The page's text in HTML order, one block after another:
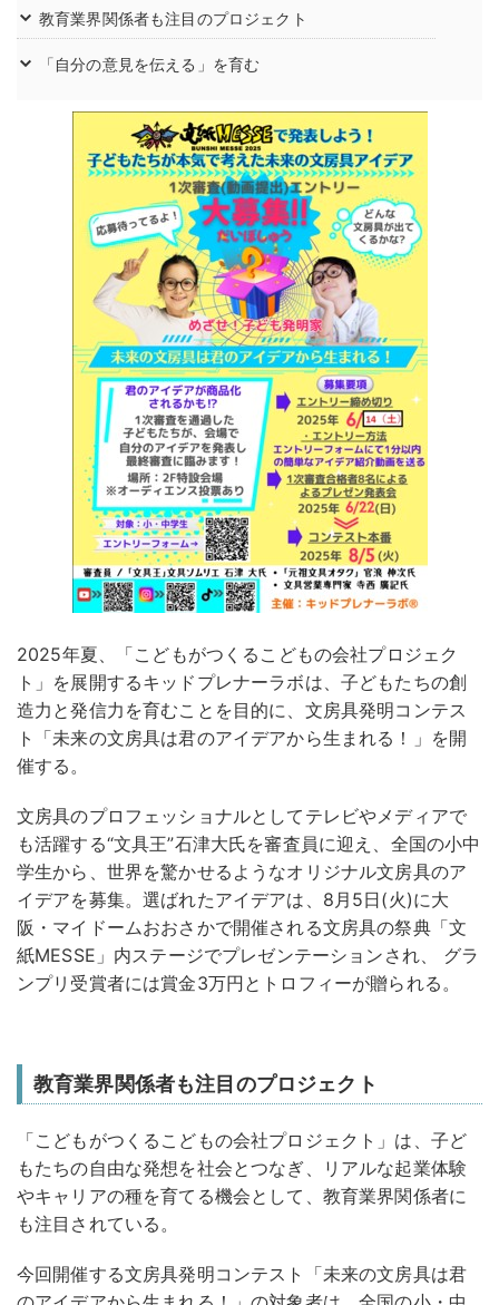
教育業界関係者も注目のプロジェクト
「自分の意見を伝える」を育む
2025年夏、「こどもがつくるこどもの会社プロジェク
ト」を展開するキッドプレナーラボは、子どもたちの創
造力と発信力を育むことを目的に、文房具発明コンテス
ト「未来の文房具は君のアイデアから生まれる！」を開
催する。
文房具のプロフェッショナルとしてテレビやメディアで
も活躍する“文具王”石津大氏を審査員に迎え、全国の小中
学生から、世界を驚かせるようなオリジナル文房具のア
イデアを募集。選ばれたアイデアは、8月5日(火)に大
阪・マイドームおおさかで開催される文房具の祭典「文
紙MESSE」内ステージでプレゼンテーションされ、 グラ
ンプリ受賞者には賞金3万円とトロフィーが贈られる。
教育業界関係者も注目のプロジェクト
「こどもがつくるこどもの会社プロジェクト」は、子ど
もたちの自由な発想を社会とつなぎ、リアルな起業体験
やキャリアの種を育てる機会として、教育業界関係者に
も注目されている。
今回開催する文房具発明コンテスト「未来の文房具は君